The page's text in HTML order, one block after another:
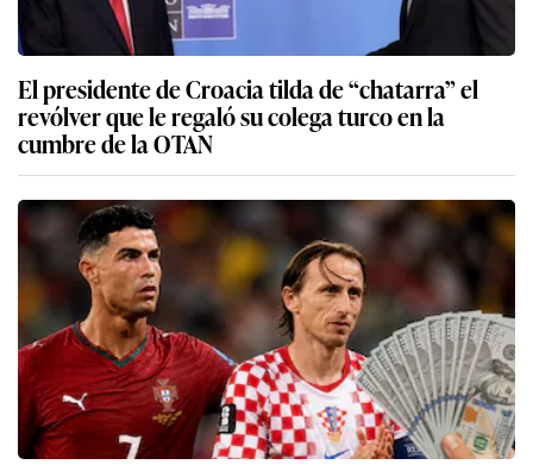
El presidente de Croacia tilda de “chatarra” el
revólver que le regaló su colega turco en la
cumbre de la OTAN